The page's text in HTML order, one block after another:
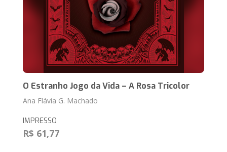
O Estranho Jogo da Vida – A Rosa Tricolor
Ana Flávia G. Machado
IMPRESSO
R$ 61,77